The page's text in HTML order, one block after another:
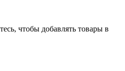
чтобы добавлять товары в